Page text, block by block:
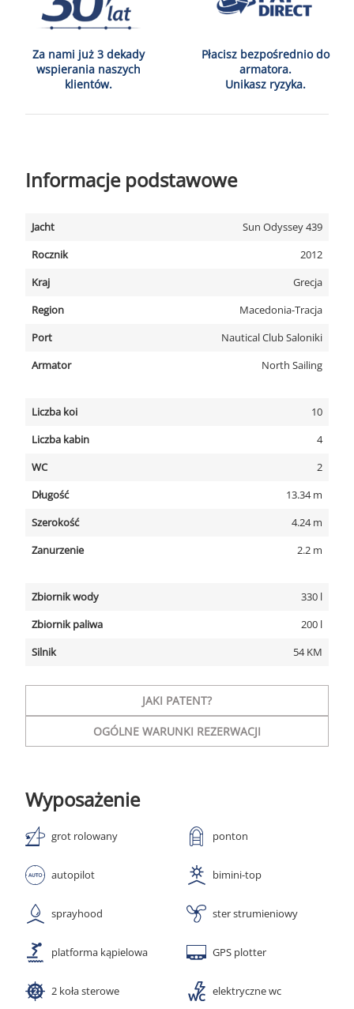
Za nami już 3 dekady
wspierania naszych
klientów.
Płacisz bezpośrednio do
armatora.
Unikasz ryzyka.
Informacje podstawowe
Jacht
Sun Odyssey 439
Rocznik
2012
Kraj
Grecja
Region
Macedonia-Tracja
Port
Nautical Club Saloniki
Armator
North Sailing
Liczba koi
10
Liczba kabin
4
WC
2
Długość
13.34 m
Szerokość
4.24 m
Zanurzenie
2.2 m
Zbiornik wody
330 l
Zbiornik paliwa
200 l
Silnik
54 KM
JAKI PATENT?
OGÓLNE WARUNKI REZERWACJI
Wyposażenie
grot rolowany ponton
autopilot bimini-top
sprayhood ster strumieniowy
platforma kąpielowa GPS plotter
2 koła sterowe elektryczne wc